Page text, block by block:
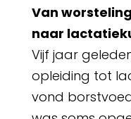
Van
naar
Vijf jaar
opleiding tot
vond